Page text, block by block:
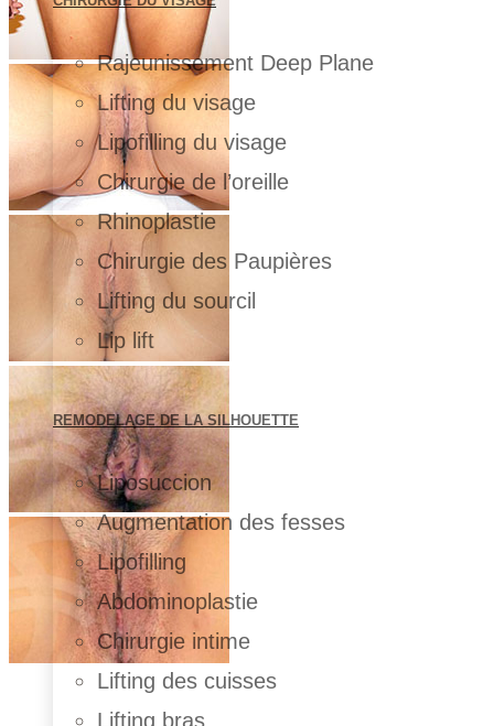
Rajeunissement Deep Plane
Lifting du visage
Lipofilling du visage
Chirurgie de l’oreille
Rhinoplastie
Chirurgie des Paupières
Lifting du sourcil
Lip lift
REMODELAGE DE LA SILHOUETTE
Liposuccion
Augmentation des fesses
Lipofilling
Abdominoplastie
Chirurgie intime
Lifting des cuisses
Lifting bras